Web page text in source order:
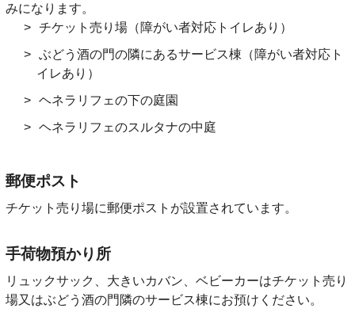
みになります。
チケット売り場（障がい者対応トイレあり）
ぶどう酒の門の隣にあるサービス棟（障がい者対応ト
イレあり）
ヘネラリフェの下の庭園
ヘネラリフェのスルタナの中庭
郵便ポスト
チケット売り場に郵便ポストが設置されています。
手荷物預かり所
リュックサック、大きいカバン、ベビーカーはチケット売り
場又はぶどう酒の門隣のサービス棟にお預けください。